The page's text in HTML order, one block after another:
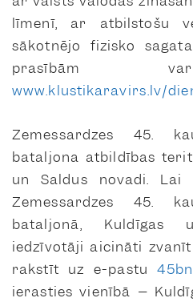
līmenī, ar atbilstošu
sākotnējo fizisko
prasībām
www.klustikaravirs.lv/
Zemessardzes 45.
bataljona atbildības
un Saldus novadi. Lai
Zemessardzes 45.
bataljonā, Kuldīgas
iedzīvotāji aicināti
rakstīt uz e-pastu
ierasties vienībā –